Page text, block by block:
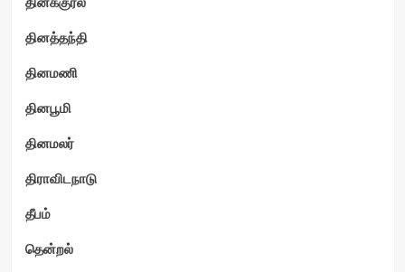
தினத்தந்தி
தினமணி
தினபூமி
தினமலர்
திராவிடநாடு
தீபம்
தென்றல்